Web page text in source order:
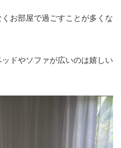
お部屋で過ごすことが多くな
ドやソファが広いのは嬉しい